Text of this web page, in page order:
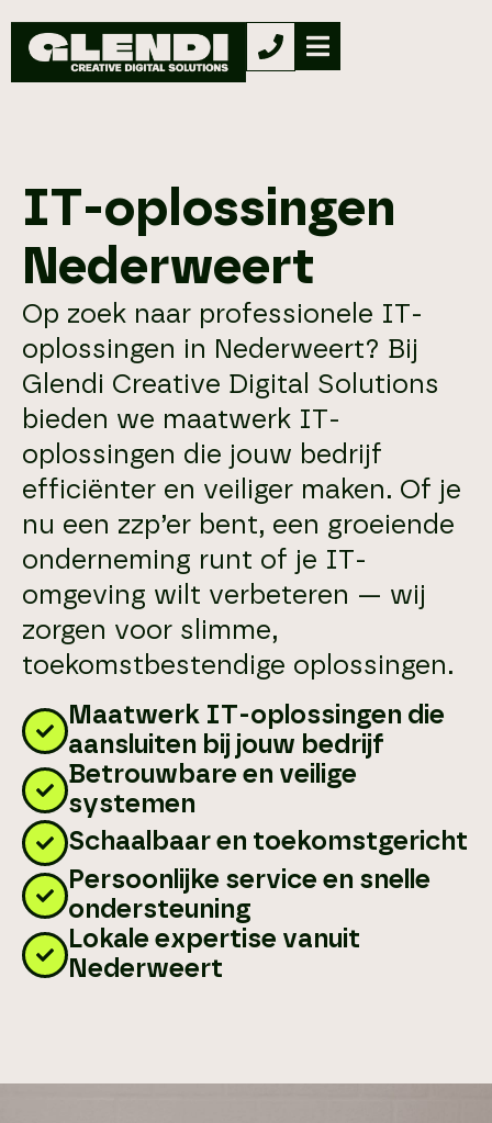
IT-oplossingen
Nederweert
Op zoek naar professionele IT-
oplossingen in Nederweert? Bij
Glendi Creative Digital Solutions
bieden we maatwerk IT-
oplossingen die jouw bedrijf
efficiënter en veiliger maken. Of je
nu een zzp’er bent, een groeiende
onderneming runt of je IT-
omgeving wilt verbeteren — wij
zorgen voor slimme,
toekomstbestendige oplossingen.
Maatwerk IT-oplossingen die
aansluiten bij jouw bedrijf
Betrouwbare en veilige
systemen
Schaalbaar en toekomstgericht
Persoonlijke service en snelle
ondersteuning
Lokale expertise vanuit
Nederweert